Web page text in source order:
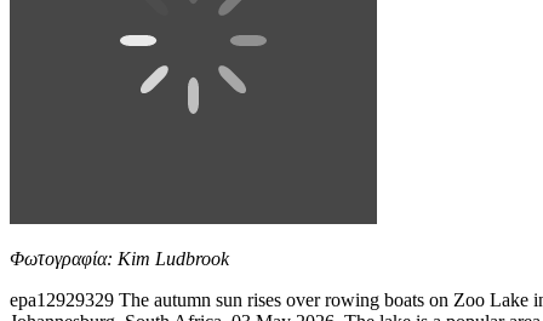
Φωτογραφία: Kim Ludbrook
epa12929329 The autumn sun rises over rowing boats on Zoo Lake